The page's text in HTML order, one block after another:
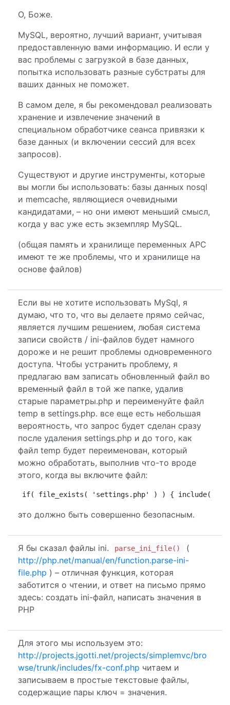
О, Боже.
MySQL, вероятно, лучший вариант, учитывая
предоставленную вами информацию. И если у
вас проблемы с загрузкой в ​​базе данных,
попытка использовать разные субстраты для
ваших данных не поможет.
В самом деле, я бы рекомендовал реализовать
хранение и извлечение значений в
специальном обработчике сеанса привязки к
базе данных (и включении сессий для всех
запросов).
Существуют и другие инструменты, которые
вы могли бы использовать: базы данных nosql
и memcache, являющиеся очевидными
кандидатами, – но они имеют меньший смысл,
когда у вас уже есть экземпляр MySQL.
(общая память и хранилище переменных APC
имеют те же проблемы, что и хранилище на
основе файлов)
Если вы не хотите использовать MySql, я
думаю, что то, что вы делаете прямо сейчас,
является лучшим решением, любая система
записи свойств / ini-файлов будет намного
дороже и не решит проблемы одновременного
доступа. Чтобы устранить проблему, я
предлагаю вам записать обновленный файл во
временный файл в той же папке, удалив
старые параметры.php и переименуйте файл
temp в settings.php. все еще есть небольшая
вероятность, что запрос будет сделан сразу
после удаления settings.php и до того, как
файл temp будет переименован, который
можно обработать, выполнив что-то вроде
этого, когда вы включите файл:
if( file_exists( 'settings.php' ) ) { include(
это должно быть совершенно безопасным.
Я бы сказал файлы ini. parse_ini_file()
(
http://php.net/manual/en/function.parse-ini-
file.php ) – отличная функция, которая
заботится о чтении, и ответ на письмо прямо
здесь: создать ini-файл, написать значения в
PHP
Для этого мы используем это:
http://projects.jgotti.net/projects/simplemvc/bro
wse/trunk/includes/fx-conf.php читаем и
записываем в простые текстовые файлы,
содержащие пары ключ = значения.